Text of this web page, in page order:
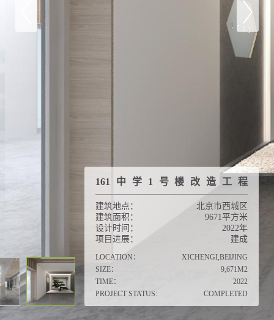
161中学1号楼改造工程
建筑地点：
北京市西城区
建筑面积：
9671平方米
设计时间：
2022年
项目进展：
建成
LOCATION：
XICHENGI,BEIJING
SIZE：
9,671M2
TIME：
2022
PROJECT STATUS:
COMPLETED